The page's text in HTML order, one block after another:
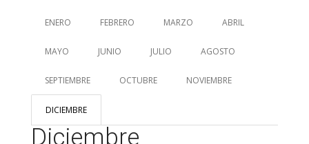
ENERO FEBRERO MARZO ABRIL
MAYO JUNIO JULIO AGOSTO
SEPTIEMBRE OCTUBRE NOVIEMBRE
DICIEMBRE
Diciembre